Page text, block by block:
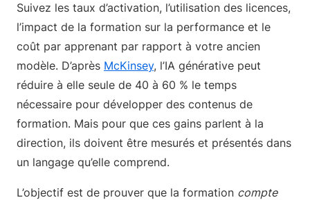
Suivez les taux d’activation, l’utilisation des licences,
l’impact de la formation sur la performance et le
coût par apprenant par rapport à votre ancien
modèle. D’après McKinsey, l’IA générative peut
réduire à elle seule de 40 à 60 % le temps
nécessaire pour développer des contenus de
formation. Mais pour que ces gains parlent à la
direction, ils doivent être mesurés et présentés dans
un langage qu’elle comprend.
L’objectif est de prouver que la formation compte